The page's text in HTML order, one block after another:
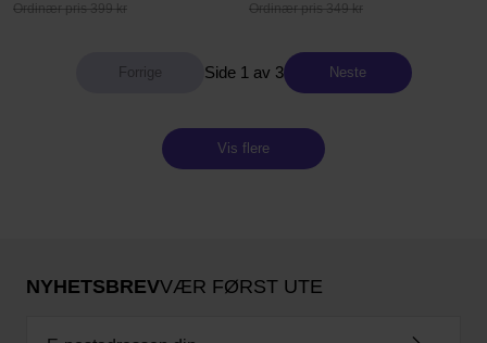
Ordinær pris 399 kr Ordinær pris 349 kr
Side 1 av 3 Neste
Vis flere
NYHETSBREVVÆR FØRST UTE